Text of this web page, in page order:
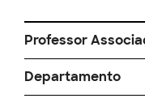
Professor
Departamento